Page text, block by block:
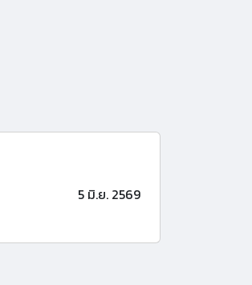
5 มิ.ย. 2569